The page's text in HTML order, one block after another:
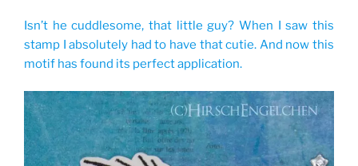
Isn’t he cuddlesome, that little guy? When I saw this
stamp I absolutely had to have that cutie. And now this
motif has found its perfect application.